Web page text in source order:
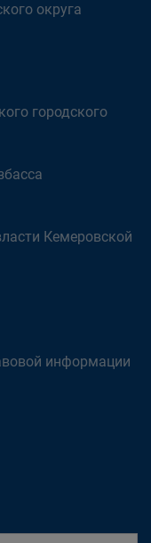
округа
городского
Кемеровской
информации